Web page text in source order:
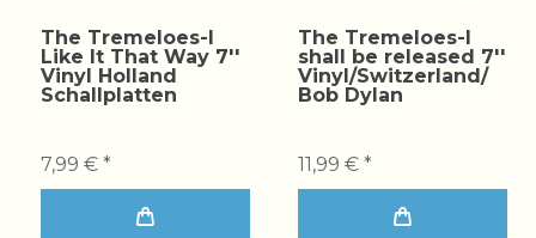
The Tremeloes-I
Like It That Way 7''
Vinyl Holland
Schallplatten
7,99 € *
The Tremeloes-I
shall be released 7''
Vinyl/Switzerland/
Bob Dylan
11,99 € *